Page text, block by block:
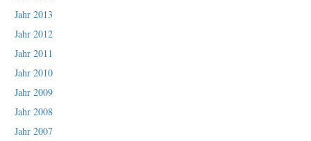
Jahr 2013
Jahr 2012
Jahr 2011
Jahr 2010
Jahr 2009
Jahr 2008
Jahr 2007